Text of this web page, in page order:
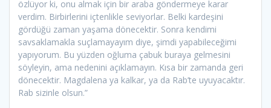
özlüyor ki, onu almak için bir araba göndermeye karar
verdim. Birbirlerini içtenlikle seviyorlar. Belki kardeşini
gördüğü zaman yaşama dönecektir. Sonra kendimi
savsaklamakla suçlamayayım diye, şimdi yapabileceğimi
yapıyorum. Bu yüzden oğluma çabuk buraya gelmesini
söyleyin, ama nedenini açıklamayın. Kısa bir zamanda geri
dönecektir. Magdalena ya kalkar, ya da Rab’te uyuyacaktır.
Rab sizinle olsun.”